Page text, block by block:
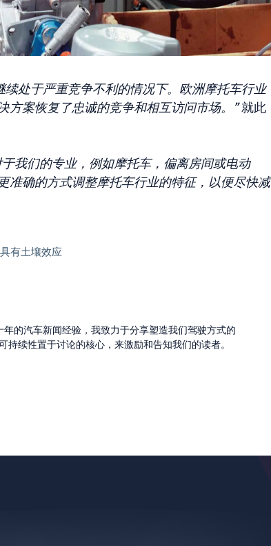
处于严重竞争不利的情况下。欧洲摩托车行业
方案恢复了忠诚的竞争和相互访问市场。”就此
我们的专业，例如摩托车，偏离房间或电动
准确的方式调整摩托车行业的特征，以便尽快减
有土壤效应
的汽车新闻经验，我致力于分享塑造我们驾驶方式的
续性置于讨论的核心，来激励和告知我们的读者。